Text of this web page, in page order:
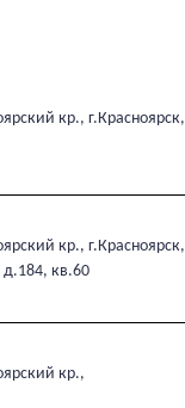
кр., г.Красноярск,
кр., г.Красноярск,
кв.60
кр.,